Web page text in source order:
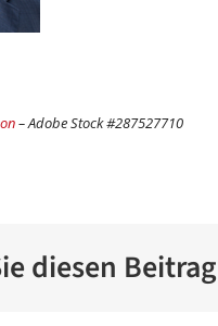
– Adobe Stock #287527710
diesen